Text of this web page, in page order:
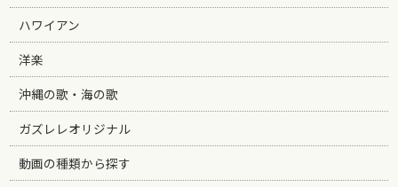
ハワイアン
洋楽
沖縄の歌・海の歌
ガズレレオリジナル
動画の種類から探す